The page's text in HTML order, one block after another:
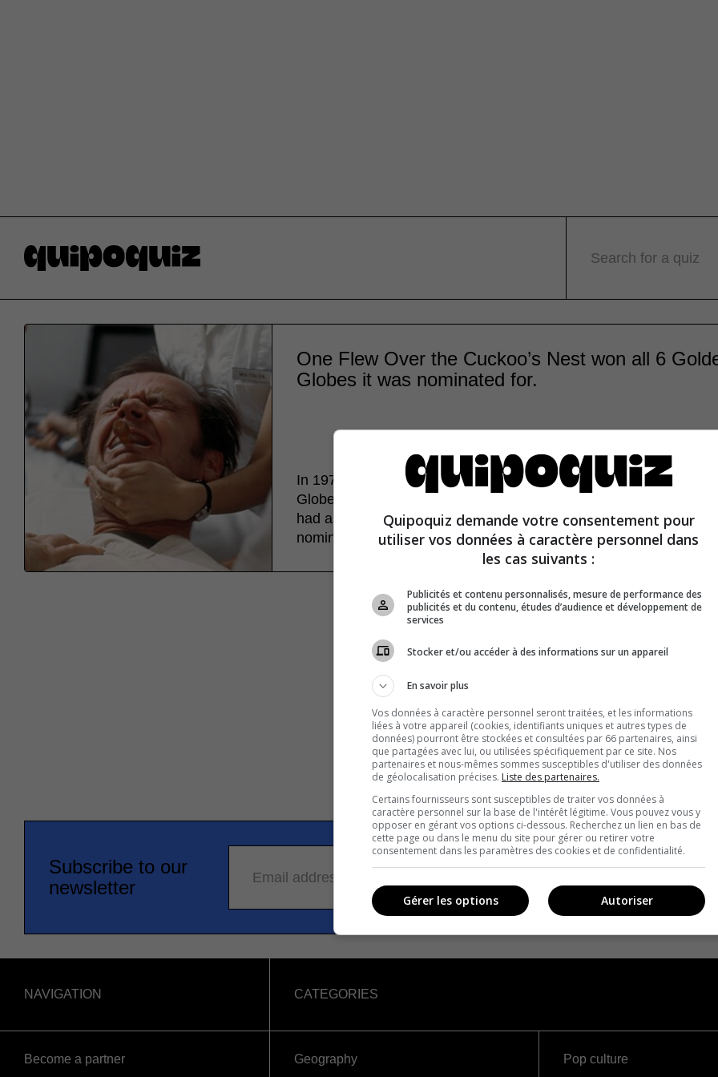
Search for a quiz
One Flew Over the Cuckoo’s Nest won all 6
Globes it was nominated for.
In 1976, One Flew Over the Cuckoo’s Nestwas nominated for 6
Globes and won them all.
Doctor Zhivago ( 1965) and
had almost as much success, winning all 5 of their respective
nominations.
Subscribe to our
newsletter
Email address
NAVIGATION
Become a partner
CATEGORIES
Geography
Pop culture
Quipoquiz demande votre consentement pour
utiliser vos données à caractère personnel dans
les cas suivants :
Publicités et contenu personnalisés, mesure de performance des
publicités et du contenu, études d’audience et développement de
services
Stocker et/ou accéder à des informations sur un appareil
En savoir plus
Vos données à caractère personnel seront traitées, et les informations
liées à votre appareil (cookies, identifiants uniques et autres types de
données) pourront être stockées et consultées par 66 partenaires, ainsi
que partagées avec lui, ou utilisées spécifiquement par ce site. Nos
partenaires et nous-mêmes sommes susceptibles d'utiliser des données
de géolocalisation précises. Liste des partenaires.
Certains fournisseurs sont susceptibles de traiter vos données à
caractère personnel sur la base de l'intérêt légitime. Vous pouvez vous y
opposer en gérant vos options ci-dessous. Recherchez un lien en bas de
cette page ou dans le menu du site pour gérer ou retirer votre
consentement dans les paramètres des cookies et de confidentialité.
Autoriser
Gérer les options